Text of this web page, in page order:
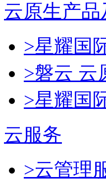
云原生产
>星耀国
>磐云 云
>星耀国
云服务
>云管理